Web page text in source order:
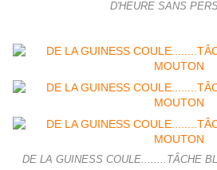
D'HEURE SANS
DE LA GUINESS COULE........TÂCHE